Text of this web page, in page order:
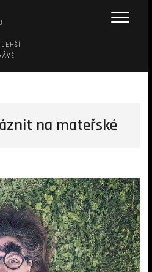
na mateřské